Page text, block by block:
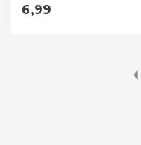
6,99